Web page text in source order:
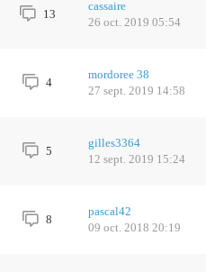
13
cassaire
26 oct. 2019 05:54
4
mordoree 38
27 sept. 2019 14:58
5
gilles3364
12 sept. 2019 15:24
8
pascal42
09 oct. 2018 20:19